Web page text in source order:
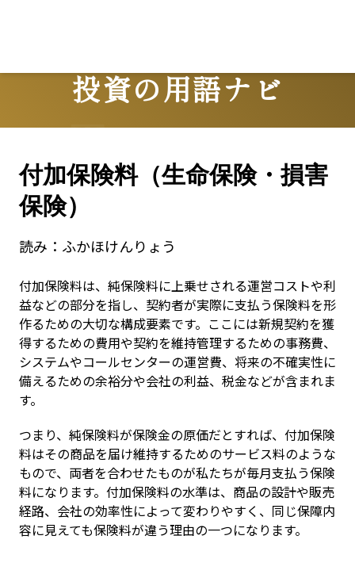
投資の用語ナビ
Terms
付加保険料（生命保険・損害
保険）
読み： ふかほけんりょう
付加保険料は、純保険料に上乗せされる運営コストや利
益などの部分を指し、契約者が実際に支払う保険料を形
作るための大切な構成要素です。ここには新規契約を獲
得するための費用や契約を維持管理するための事務費、
システムやコールセンターの運営費、将来の不確実性に
備えるための余裕分や会社の利益、税金などが含まれま
す。
つまり、純保険料が保険金の原価だとすれば、付加保険
料はその商品を届け維持するためのサービス料のような
もので、両者を合わせたものが私たちが毎月支払う保険
料になります。付加保険料の水準は、商品の設計や販売
経路、会社の効率性によって変わりやすく、同じ保障内
容に見えても保険料が違う理由の一つになります。